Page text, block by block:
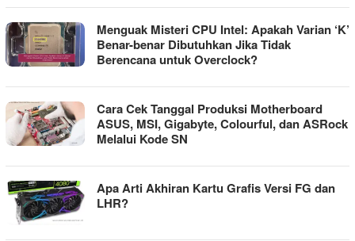
Menguak Misteri CPU Intel: Apakah Varian ‘K’
Benar-benar Dibutuhkan Jika Tidak
Berencana untuk Overclock?
Cara Cek Tanggal Produksi Motherboard
ASUS, MSI, Gigabyte, Colourful, dan ASRock
Melalui Kode SN
Apa Arti Akhiran Kartu Grafis Versi FG dan
LHR?